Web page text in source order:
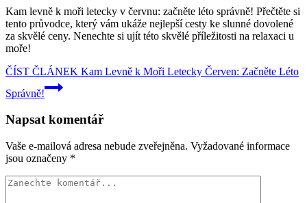
Kam levně k moři letecky v červnu: začněte léto správně! Přečtěte si
tento průvodce, který vám ukáže nejlepší cesty ke slunné dovolené
za skvělé ceny. Nenechte si ujít této skvělé příležitosti na relaxaci u
moře!
ČÍST ČLÁNEK Kam Levně k Moři Letecky Červen: Začněte Léto
Správně!
Napsat komentář
Vaše e-mailová adresa nebude zveřejněna. Vyžadované informace
jsou označeny *